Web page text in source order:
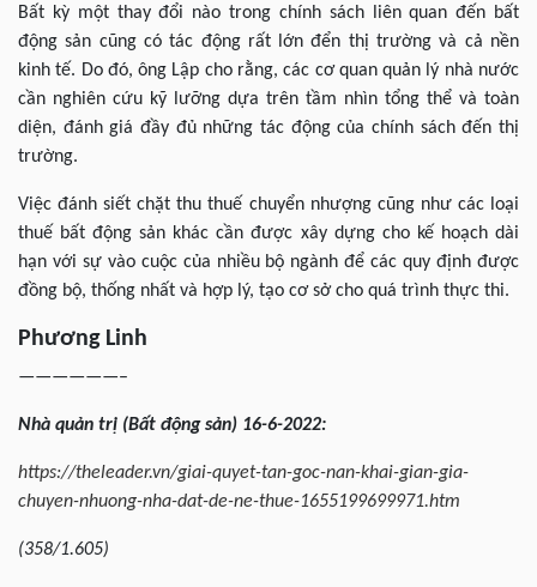
Bất kỳ một thay đổi nào trong chính sách liên quan đến bất
động sản cũng có tác động rất lớn đển thị trường và cả nền
kinh tế. Do đó, ông Lập cho rằng, các cơ quan quản lý nhà nước
cần nghiên cứu kỹ lưỡng dựa trên tầm nhìn tổng thể và toàn
diện, đánh giá đầy đủ những tác động của chính sách đến thị
trường.
Việc đánh siết chặt thu thuế chuyển nhượng cũng như các loại
thuế bất động sản khác cần được xây dựng cho kế hoạch dài
hạn với sự vào cuộc của nhiều bộ ngành để các quy định được
đồng bộ, thống nhất và hợp lý, tạo cơ sở cho quá trình thực thi.
Phương Linh
——————–
Nhà quản trị (Bất động sản) 16-6-2022:
https://theleader.vn/giai-quyet-tan-goc-nan-khai-gian-gia-
chuyen-nhuong-nha-dat-de-ne-thue-1655199699971.htm
(358/1.605)